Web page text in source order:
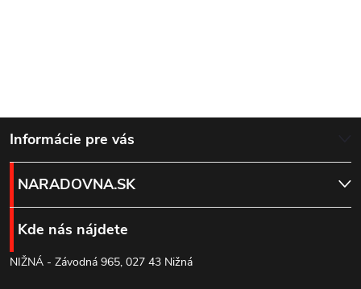
Z
á
p
ä
Informácie pre vás
NARADOVNA.SK
Kde nás nájdete
NIŽNÁ - Závodná 965, 027 43 Nižná